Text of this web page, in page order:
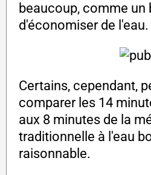
beaucoup, comme un
d'économiser de l'eau.
Certains, cependant,
comparer les 14
aux 8 minutes de la
traditionnelle à l'eau
raisonnable.